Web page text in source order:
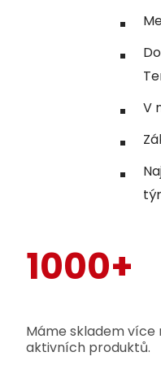
V
1000+
Máme skladem více
aktivních produktů.